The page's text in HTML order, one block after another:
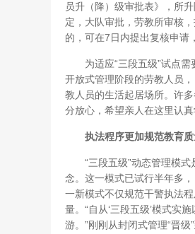
员升（降）级审批表》，所
定，大队审批，劳教所审核
的，可在7日内提出复核申请
为适应“三段五级”试点需
开放式管理阶段的劳教人员
教人员的生活起居场所。许
分放心，希望亲人在这里认
执法程序更加规范教育
“三段五级”动态管理模式
念。这一模式已试行半年多
一新模式不仅规范干警执法
量。“自从‘三段五级’模式实
游。”刚刚从封闭式管理“晋